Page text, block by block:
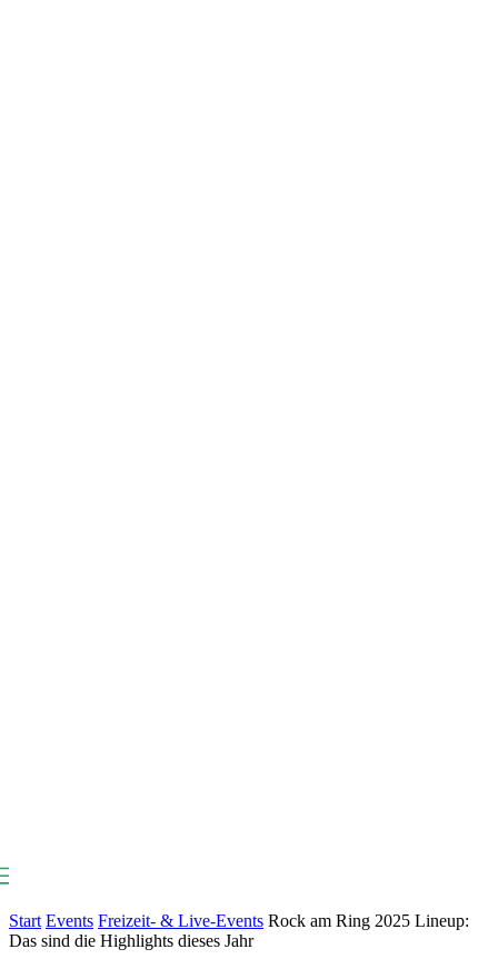
Start Events Freizeit- & Live-Events Rock am Ring 2025 Lineup:
Das sind die Highlights dieses Jahr